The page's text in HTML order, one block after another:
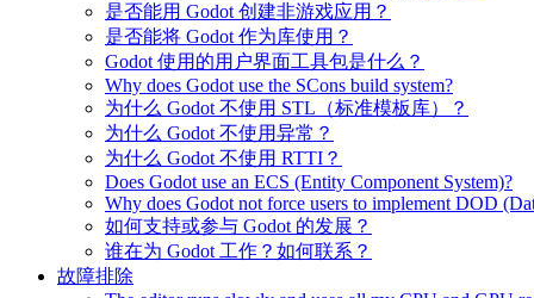
是否能用 Godot 创建非游戏应用？
是否能将 Godot 作为库使用？
Godot 使用的用户界面工具包是什么？
Why does Godot use the SCons build system?
为什么 Godot 不使用 STL（标准模板库）？
为什么 Godot 不使用异常？
为什么 Godot 不使用 RTTI？
Does Godot use an ECS (Entity Component System)?
Why does Godot not force users to implement DOD
如何支持或参与 Godot 的发展？
谁在为 Godot 工作？如何联系？
故障排除